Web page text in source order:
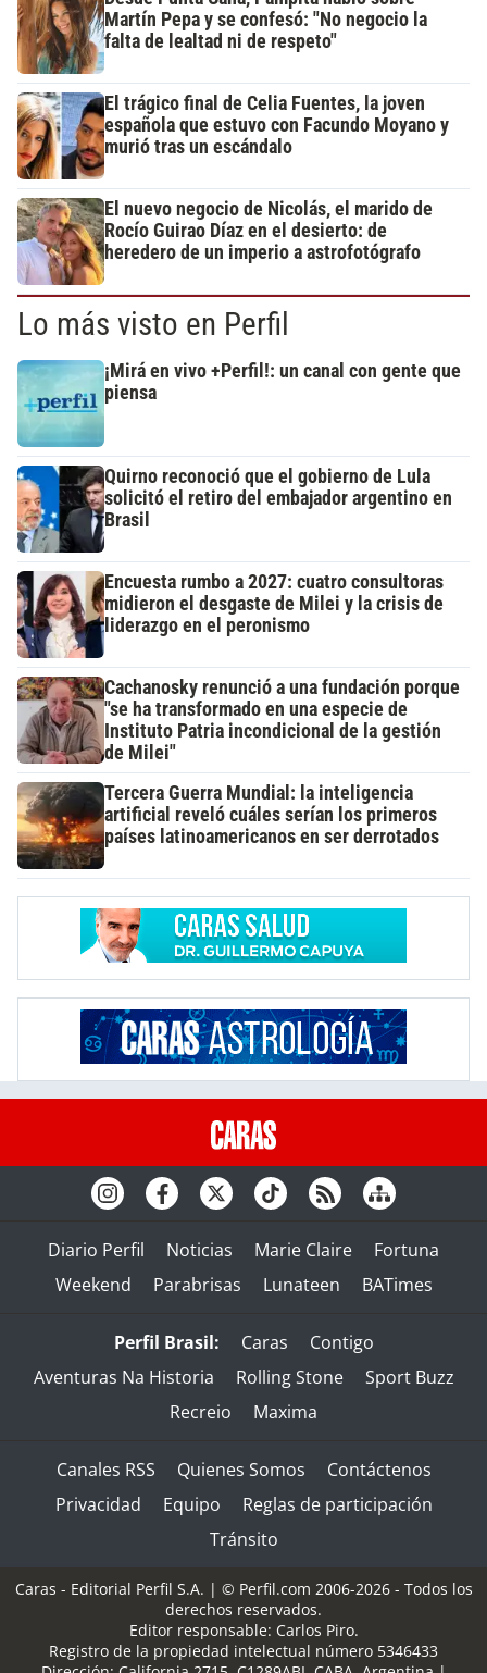
Martín Pepa y se confesó: "No negocio la
falta de lealtad ni de respeto"
El trágico final de Celia Fuentes, la joven
española que estuvo con Facundo Moyano y
murió tras un escándalo
El nuevo negocio de Nicolás, el marido de
Rocío Guirao Díaz en el desierto: de
heredero de un imperio a astrofotógrafo
Lo más visto en Perfil
¡Mirá en vivo +Perfil!: un canal con gente que
piensa
Quirno reconoció que el gobierno de Lula
solicitó el retiro del embajador argentino en
Brasil
Encuesta rumbo a 2027: cuatro consultoras
midieron el desgaste de Milei y la crisis de
liderazgo en el peronismo
Cachanosky renunció a una fundación porque
"se ha transformado en una especie de
Instituto Patria incondicional de la gestión
de Milei"
Tercera Guerra Mundial: la inteligencia
artificial reveló cuáles serían los primeros
países latinoamericanos en ser derrotados
Diario Perfil Noticias Marie Claire
Fortuna
Weekend
Parabrisas Lunateen BATimes
Perfil Brasil: Caras
Contigo
Aventuras Na Historia
Rolling Stone
Sport Buzz
Recreio
Maxima
Canales RSS Quienes Somos
Contáctenos
Privacidad
Equipo
Reglas de participación
Tránsito
Caras - Editorial Perfil S.A. | © Perfil.com 2006-2026 - Todos los
derechos reservados.
Editor responsable: Carlos Piro.
Registro de la propiedad intelectual número 5346433